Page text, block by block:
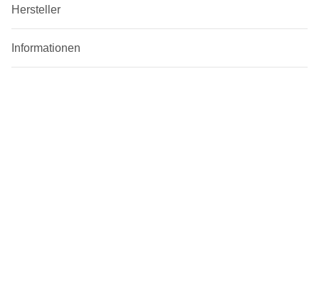
Hersteller
Informationen